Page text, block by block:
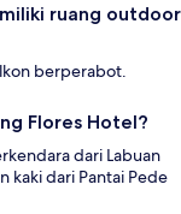
ruang outdoor
berperabot.
Flores Hotel?
dari Labuan
kaki dari Pantai Pede